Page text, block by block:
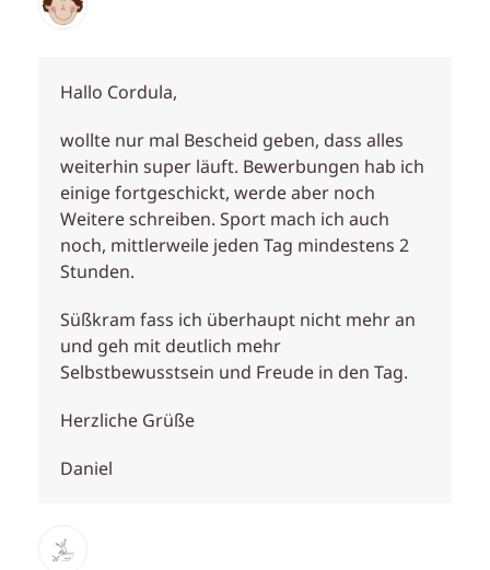
Hallo Cordula,
wollte nur mal Bescheid geben, dass alles
weiterhin super läuft. Bewerbungen hab ich
einige fortgeschickt, werde aber noch
Weitere schreiben. Sport mach ich auch
noch, mittlerweile jeden Tag mindestens 2
Stunden.
Süßkram fass ich überhaupt nicht mehr an
und geh mit deutlich mehr
Selbstbewusstsein und Freude in den Tag.
Herzliche Grüße
Daniel